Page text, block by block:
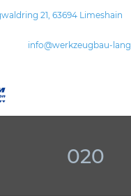
21, 63694 Limeshain
info@werkzeugbau-
020